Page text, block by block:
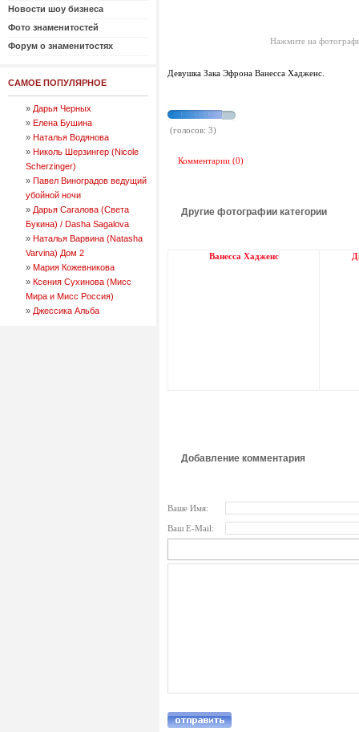
Новости шоу бизнеса
Фото знаменитостей
Форум о знаменитостях
САМОЕ ПОПУЛЯРНОЕ
» Дарья Черных
» Елена Бушина
» Наталья Водянова
» Николь Шерзингер (Nicole
Scherzinger)
» Павел Виноградов ведущий
убойной ночи
» Дарья Сагалова (Света
Букина) / Dasha Sagalova
» Наталья Варвина (Natasha
Varvina) Дом 2
» Мария Кожевникова
» Ксения Сухинова (Мисс
Мира и Мисс Россия)
» Джессика Альба
Нажмите на
Девушка Зака Эфрона Ванесса Хадженс.
(голосов: 3)
Комментарии (0)
Другие фотографии категории
Ванесса Хадженс
Добавление комментария
Ваше Имя:
Ваш E-Mail: